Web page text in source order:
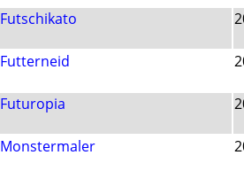
Futschikato
Futterneid
Futuropia
Monstermaler